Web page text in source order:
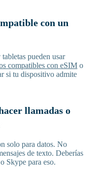
con un
pueden usar
compatibles con eSIM o
si tu dispositivo admite
llamadas o
solo para datos. No
de texto. Deberías
Skype para eso.